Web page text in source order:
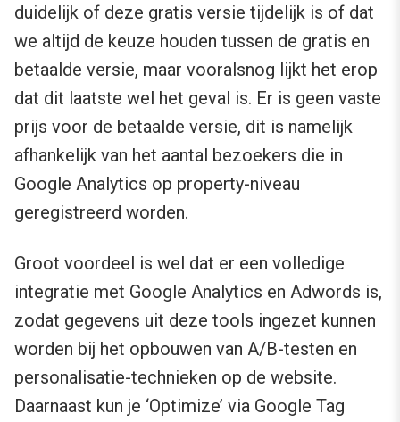
duidelijk of deze gratis versie tijdelijk is of dat
we altijd de keuze houden tussen de gratis en
betaalde versie, maar vooralsnog lijkt het erop
dat dit laatste wel het geval is. Er is geen vaste
prijs voor de betaalde versie, dit is namelijk
afhankelijk van het aantal bezoekers die in
Google Analytics op property-niveau
geregistreerd worden.
Groot voordeel is wel dat er een volledige
integratie met Google Analytics en Adwords is,
zodat gegevens uit deze tools ingezet kunnen
worden bij het opbouwen van A/B-testen en
personalisatie-technieken op de website.
Daarnaast kun je ‘Optimize’ via Google Tag